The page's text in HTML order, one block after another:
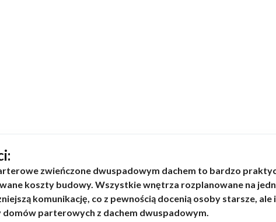
zwieńczone dwuspadowym dachem to bardzo
koszty budowy. Wszystkie wnętrza rozplanowane na
komunikację, co z pewnością docenią osoby starsze,
parterowych z dachem dwuspadowym.